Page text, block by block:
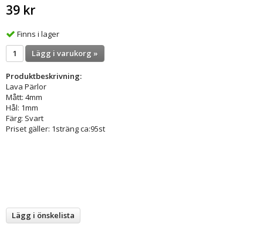
39 kr
Finns i lager
Lägg i varukorg »
Produktbeskrivning:
Lava Pärlor
Mått: 4mm
Hål: 1mm
Färg: Svart
Priset gäller: 1sträng ca:95st
Lägg i önskelista